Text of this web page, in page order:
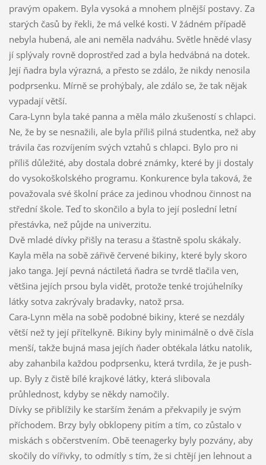
pravým opakem. Byla vysoká a mnohem plnější postavy. Za
starých časů by řekli, že má velké kosti. V žádném případě
nebyla hubená, ale ani neměla nadváhu. Světle hnědé vlasy
jí splývaly rovně doprostřed zad a byla hedvábná na dotek.
Její ňadra byla výrazná, a přesto se zdálo, že nikdy nenosila
podprsenku. Mírně se prohýbaly, ale zdálo se, že tak nějak
vypadají větší.
Cara-Lynn byla také panna a měla málo zkušeností s chlapci.
Ne, že by se nesnažili, ale byla příliš pilná studentka, než aby
trávila čas rozvíjením svých vztahů s chlapci. Bylo pro ni
příliš důležité, aby dostala dobré známky, které by ji dostaly
do vysokoškolského programu. Konkurence byla taková, že
považovala své školní práce za jedinou vhodnou činnost na
střední škole. Teď to skončilo a byla to její poslední letní
přestávka, než půjde na univerzitu.
Dvě mladé dívky přišly na terasu a šťastně spolu skákaly.
Kayla měla na sobě zářivě červené bikiny, které byly skoro
jako tanga. Její pevná náctiletá ňadra se tvrdě tlačila ven,
většina jejích prsou byla vidět, protože tenké trojúhelníky
látky sotva zakrývaly bradavky, natož prsa.
Cara-Lynn měla na sobě podobné bikiny, které se nezdály
větší než ty její přítelkyně. Bikiny byly minimálně o dvě čísla
menší, takže bujná masa jejích ňader obtékala látku natolik,
aby zahanbila každou podprsenku, která tvrdila, že je push-
up. Byly z čistě bílé krajkové látky, která slibovala
průhlednost, kdyby se někdy namočily.
Dívky se přiblížily ke starším ženám a překvapily je svým
příchodem. Brzy byly obklopeny pitím a tím, co zůstalo v
miskách s občerstvením. Obě teenagerky byly pozvány, aby
skočily do vířivky, to odmítly s tím, že si chtějí jen lehnout a